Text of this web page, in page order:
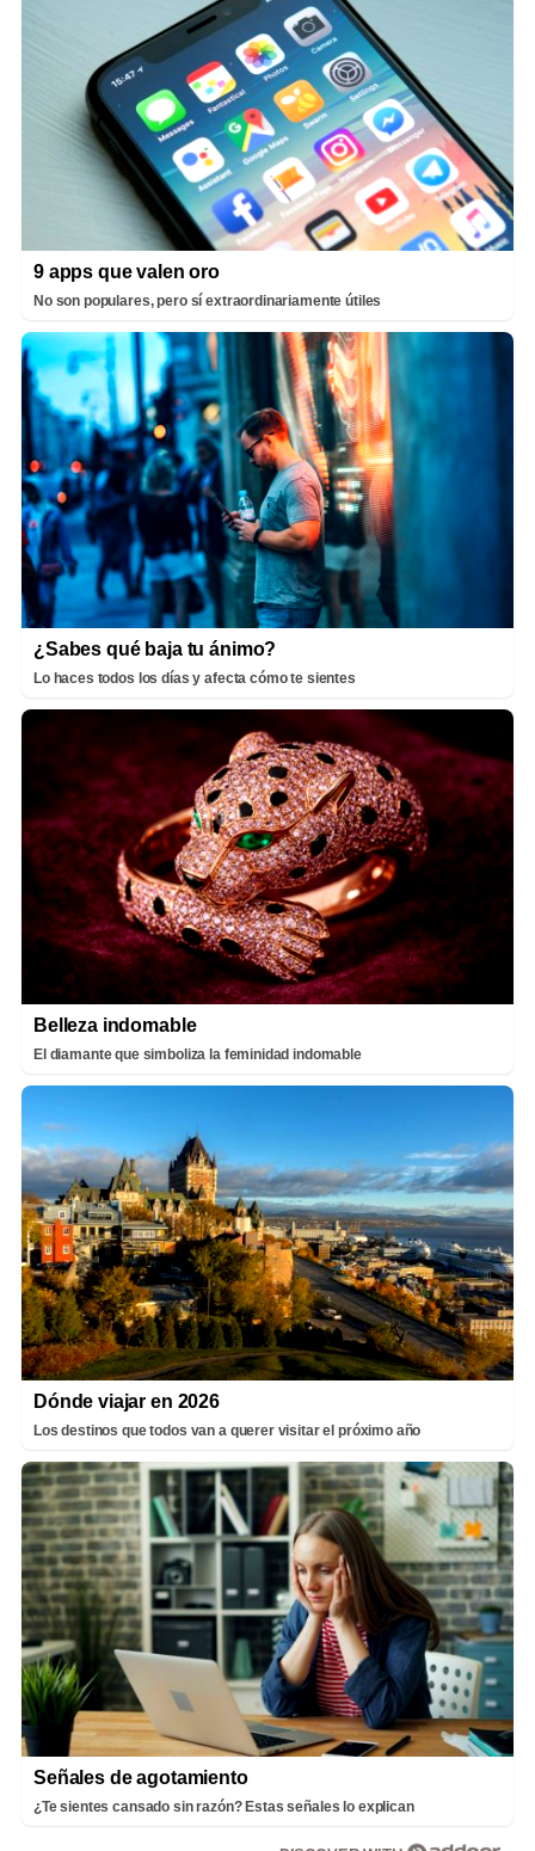
9 apps que valen oro
No son populares, pero sí extraordinariamente útiles
¿Sabes qué baja tu ánimo?
Lo haces todos los días y afecta cómo te sientes
Belleza indomable
El diamante que simboliza la feminidad indomable
Dónde viajar en 2026
Los destinos que todos van a querer visitar el próximo año
Señales de agotamiento
¿Te sientes cansado sin razón? Estas señales lo explican